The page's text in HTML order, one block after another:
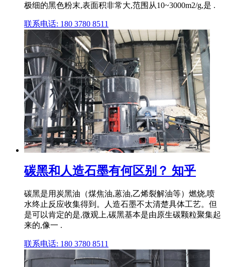
极细的黑色粉末,表面积非常大,范围从10~3000m2/g,是 .
联系电话: 180 3780 8511
碳黑和人造石墨有何区别？ 知乎
碳黑是用炭黑油（煤焦油,蒽油,乙烯裂解油等）燃烧,喷
水终止反应收集得到。人造石墨不太清楚具体工艺。但
是可以肯定的是,微观上,碳黑基本是由原生碳颗粒聚集起
来的,像一 .
联系电话: 180 3780 8511